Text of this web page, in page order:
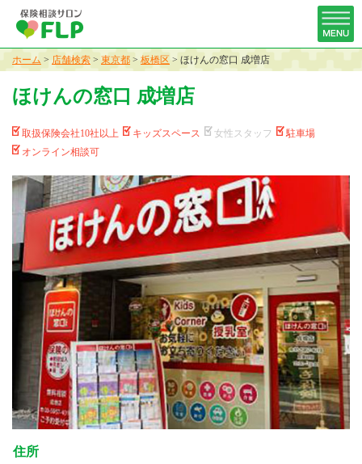
ホーム > 店舗検索 > 東京都 > 板橋区 > ほけんの窓口 成増店
ほけんの窓口 成増店
取扱保険会社10社以上 キッズスペース 女性スタッフ
駐車場
オンライン相談可
住所